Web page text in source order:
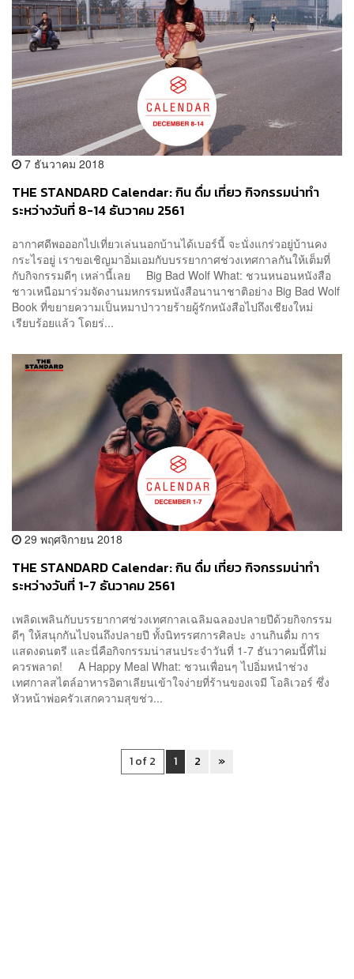
7 ธันวาคม 2018
THE STANDARD Calendar: กิน ดื่ม เที่ยว กิจกรรมน่าทำ
ระหว่างวันที่ 8-14 ธันวาคม 2561
อากาศดีพอออกไปเที่ยวเล่นนอกบ้านได้เบอร์นี้ จะนั่งแกร่วอยู่บ้านคง
กระไรอยู่ เราขอเชิญมาอิ่มเอมกับบรรยากาศช่วงเทศกาลกันให้เต็มที่
กับกิจกรรมดีๆ เหล่านี้เลย Big Bad Wolf What: ชวนหนอนหนังสือ
ชาวเหนือมาร่วมจัดงานมหกรรมหนังสือนานาชาติอย่าง Big Bad Wolf
Book ที่ขยายความเป็นหมาป่าวายร้ายผู้รักหนังสือไปถึงเชียงใหม่
เรียบร้อยแล้ว โดยร่...
29 พฤศจิกายน 2018
THE STANDARD Calendar: กิน ดื่ม เที่ยว กิจกรรมน่าทำ
ระหว่างวันที่ 1-7 ธันวาคม 2561
เพลิดเพลินกับบรรยากาศช่วงเทศกาลเฉลิมฉลองปลายปีด้วยกิจกรรม
ดีๆ ให้สนุกกันไปจนถึงปลายปี ทั้งนิทรรศการศิลปะ งานกินดื่ม การ
แสดงดนตรี และนี่คือกิจกรรมน่าสนประจำวันที่ 1-7 ธันวาคมนี้ที่ไม่
ควรพลาด! A Happy Meal What: ชวนเพื่อนๆ ไปอิ่มหนำช่วง
เทศกาลสไตล์อาหารอิตาเลียนเข้าใจง่ายที่ร้านของเจมี โอลิเวอร์ ซึ่ง
หัวหน้าพ่อครัวเสกความสุขช่ว...
1 of 2 1 2 »